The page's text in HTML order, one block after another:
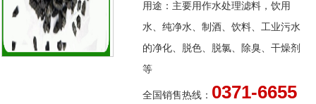
用途：主要用作水处理滤料，饮用
水、纯净水、制酒、饮料、工业污水
的净化、脱色、脱氯、除臭、干燥剂
等
全国销售热线： 0371-6655